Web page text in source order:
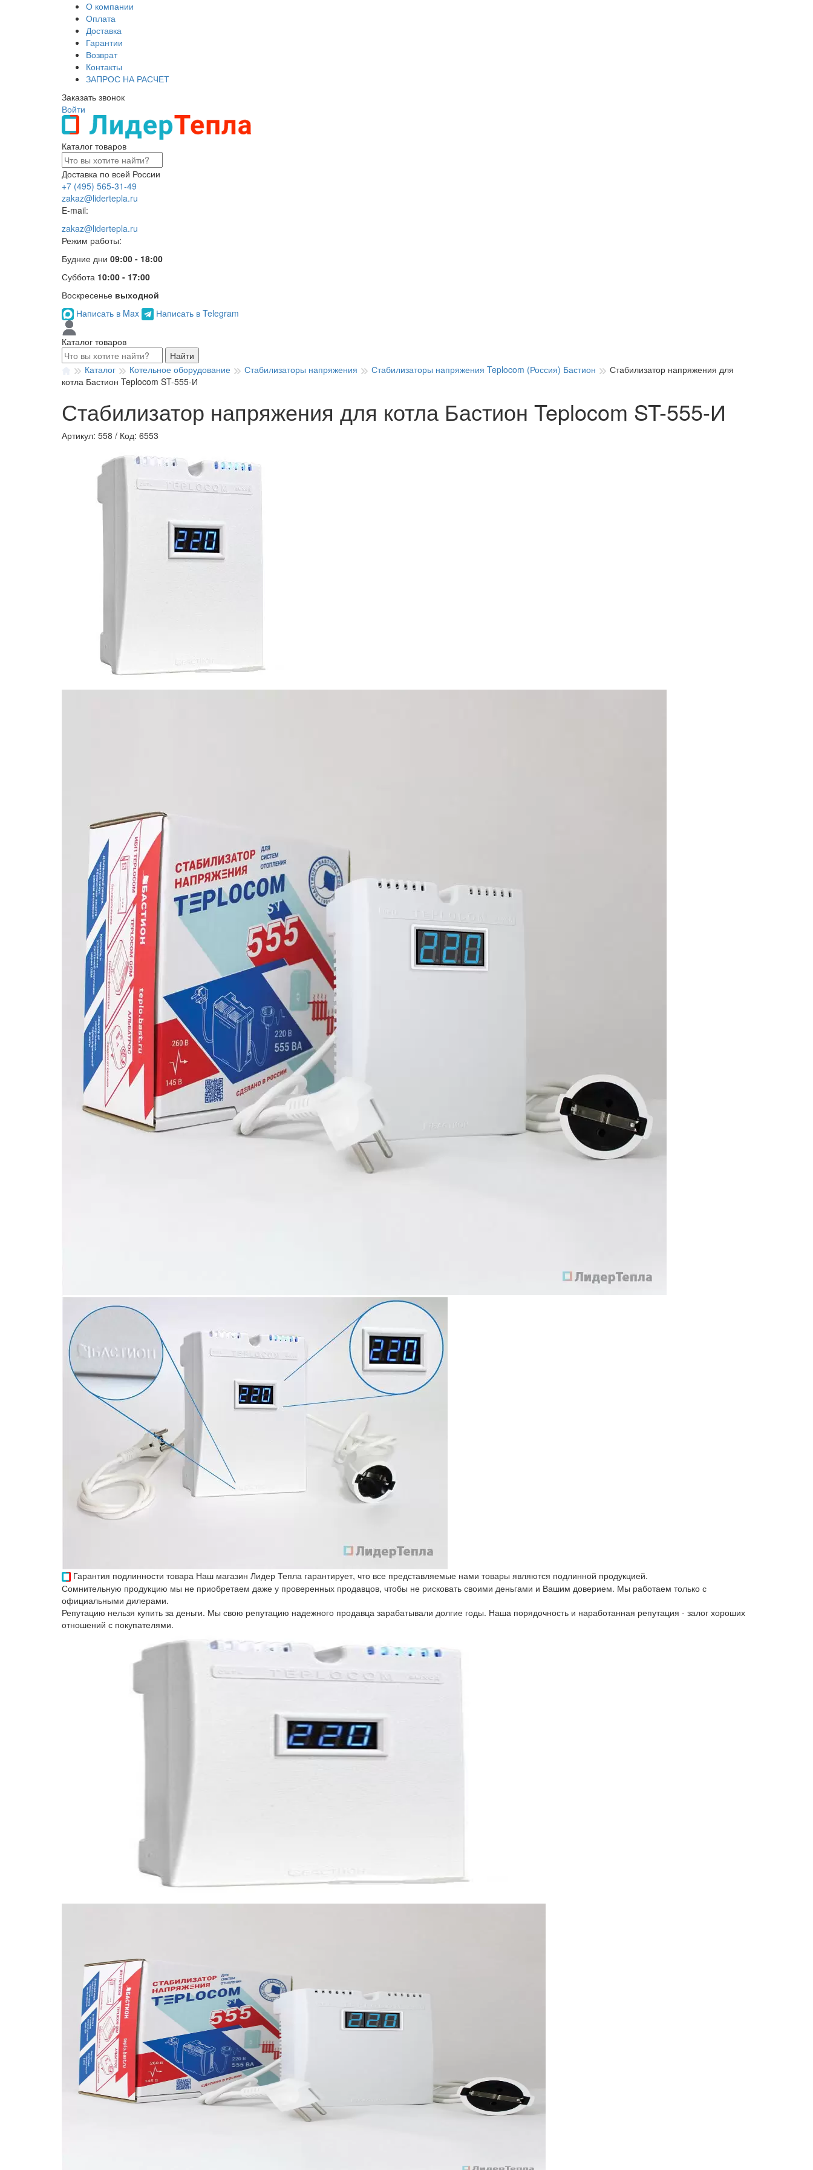
О компании
Оплата
Доставка
Гарантии
Возврат
Контакты
ЗАПРОС НА РАСЧЕТ
Заказать звонок
Войти
Каталог товаров
Доставка по всей России
+7 (495) 565-31-49
zakaz@lidertepla.ru
E-mail:
zakaz@lidertepla.ru
Режим работы:
Будние дни 09:00 - 18:00
Суббота 10:00 - 17:00
Воскресенье выходной
Написать в Max
Написать в Telegram
Каталог товаров
Найти
Каталог
Котельное оборудование Стабилизаторы напряжения Стабилизаторы напряжения Teplocom (Россия) Бастион
Стабилизатор напряжения для
котла Бастион Teplocom ST-555-И
Стабилизатор напряжения для котла Бастион Teplocom ST-555-И
Артикул: 558 / Код: 6553
Гарантия подлинности товара Наш магазин Лидер Тепла гарантирует, что все представляемые нами товары являются подлинной продукцией.
Сомнительную продукцию мы не приобретаем даже у проверенных продавцов, чтобы не рисковать своими деньгами и Вашим доверием. Мы работаем только с
официальными дилерами.
Репутацию нельзя купить за деньги. Мы свою репутацию надежного продавца зарабатывали долгие годы. Наша порядочность и наработанная репутация - залог хороших
отношений с покупателями.